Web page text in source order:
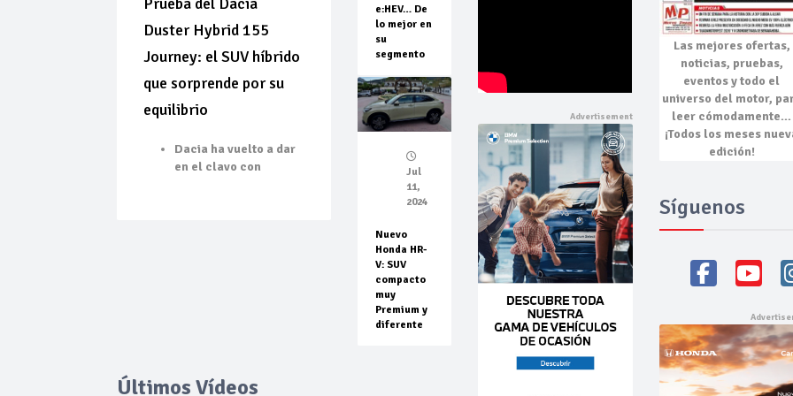
Duster Hybrid 155
Journey: el SUV híbrido
que sorprende por su
equilibrio
Dacia ha vuelto a dar
en el clavo con
e:HEV… De
lo mejor en
su
segmento
Jul
11,
2024
Nuevo
Honda HR-
V: SUV
compacto
muy
Premium y
diferente
Últimos Vídeos
Las mejores ofertas,
noticias, pruebas,
eventosy todo el
universo del motor,
leer cómodamente…
¡Todos los meses
edición!
Síguenos